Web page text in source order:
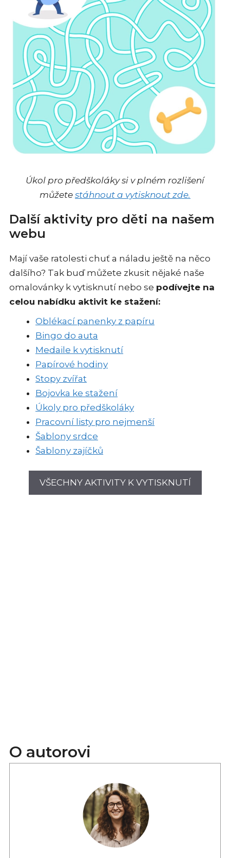
Úkol pro předškoláky si v plném rozlišení
můžete stáhnout a vytisknout zde.
Další aktivity pro děti na našem
webu
Mají vaše ratolesti chuť a náladu ještě na něco
dalšího? Tak buď můžete zkusit nějaké naše
omalovánky k vytisknutí nebo se podívejte na
celou nabídku aktivit ke stažení:
Oblékací panenky z papíru
Bingo do auta
Medaile k vytisknutí
Papírové hodiny
Stopy zvířat
Bojovka ke stažení
Úkoly pro předškoláky
Pracovní listy pro nejmenší
Šablony srdce
Šablony zajíčků
VŠECHNY AKTIVITY K VYTISKNUTÍ
O autorovi